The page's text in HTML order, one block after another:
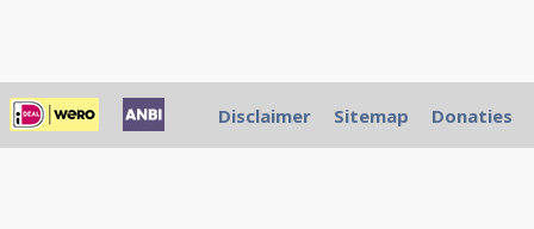
Disclaimer Sitemap Donaties